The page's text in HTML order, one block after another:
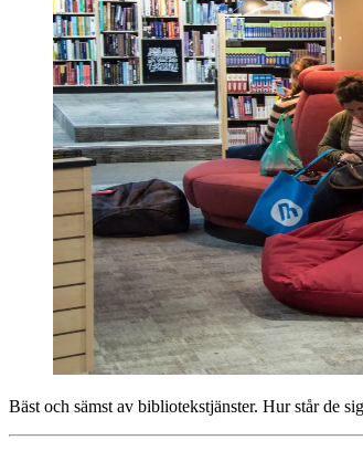
Bäst och sämst av biblioteks­tjänster. Hur står de